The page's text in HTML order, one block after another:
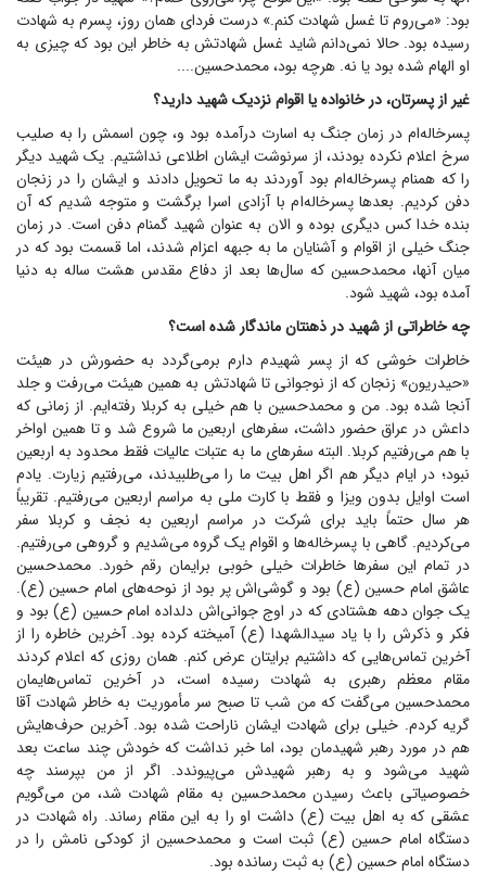
بود: «می‌روم تا غسل شهادت کنم.» درست فردای همان روز، پسرم به شهادت
رسیده بود. حالا نمی‌دانم شاید غسل شهادتش به خاطر این بود که چیزی به
او الهام شده بود یا نه. هرچه بود، محمد‌حسین....
غیر از پسرتان، در خانواده یا اقوام نزدیک شهید دارید؟
پسرخاله‌ام در زمان جنگ به اسارت درآمده بود و، چون اسمش را به صلیب
سرخ اعلام نکرده بودند، از سرنوشت ایشان اطلاعی نداشتیم. یک شهید دیگر
را که همنام پسرخاله‌ام بود آوردند به ما تحویل دادند و ایشان را در زنجان
دفن کردیم. بعد‌ها پسرخاله‌ام با آزادی اسرا برگشت و متوجه شدیم که آن
بنده خدا کس دیگری بوده و الان به عنوان شهید گمنام دفن است. در زمان
جنگ خیلی از اقوام و آشنایان ما به جبهه اعزام شدند، اما قسمت بود که در
میان آنها، محمد‌حسین که سال‌ها بعد از دفاع مقدس هشت ساله به دنیا
آمده بود، شهید شود.
چه خاطراتی از شهید در ذهنتان ماندگار شده است؟
خاطرات خوشی که از پسر شهیدم دارم برمی‌گردد به حضورش در هیئت
«حیدریون» زنجان که از نوجوانی تا شهادتش به همین هیئت می‌رفت و جلد
آنجا شده بود. من و محمد‌حسین با هم خیلی به کربلا رفته‌ایم. از زمانی که
داعش در عراق حضور داشت، سفر‌های اربعین ما شروع شد و تا همین اواخر
با هم می‌رفتیم کربلا. البته سفر‌های ما به عتبات عالیات فقط محدود به اربعین
نبود؛ در ایام دیگر هم اگر اهل بیت ما را می‌طلبیدند، می‌رفتیم زیارت. یادم
است اوایل بدون ویزا و فقط با کارت ملی به مراسم اربعین می‌رفتیم. تقریباً
هر سال حتماً باید برای شرکت در مراسم اربعین به نجف و کربلا سفر
می‌کردیم. گاهی با پسرخاله‌ها و اقوام یک گروه می‌شدیم و گروهی می‌رفتیم.
در تمام این سفر‌ها خاطرات خیلی خوبی برایمان رقم خورد. محمد‌حسین
عاشق امام حسین (ع) بود و گوشی‌اش پر بود از نوحه‌های امام حسین (ع).
یک جوان دهه هشتادی که در اوج جوانی‌اش دلداده امام حسین (ع) بود و
فکر و ذکرش را با یاد سیدالشهدا (ع) آمیخته کرده بود. آخرین خاطره را از
آخرین تماس‌هایی که داشتیم برایتان عرض کنم. همان روزی که اعلام کردند
مقام معظم رهبری به شهادت رسیده است، در آخرین تماس‌هایمان
محمد‌حسین می‌گفت که من شب تا صبح سر مأموریت به خاطر شهادت آقا
گریه کردم. خیلی برای شهادت ایشان ناراحت شده بود. آخرین حرف‌هایش
هم در مورد رهبر شهیدمان بود، اما خبر نداشت که خودش چند ساعت بعد
شهید می‌شود و به رهبر شهیدش می‌پیوندد. اگر از من بپرسند چه
خصوصیاتی باعث رسیدن محمد‌حسین به مقام شهادت شد، من می‌گویم
عشقی که به اهل بیت (ع) داشت او را به این مقام رساند. راه شهادت در
دستگاه امام حسین (ع) ثبت است و محمد‌حسین از کودکی نامش را در
دستگاه امام حسین (ع) به ثبت رسانده بود.